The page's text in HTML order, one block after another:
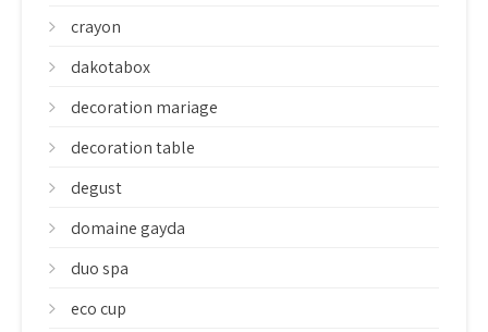
crayon
dakotabox
decoration mariage
decoration table
degust
domaine gayda
duo spa
eco cup